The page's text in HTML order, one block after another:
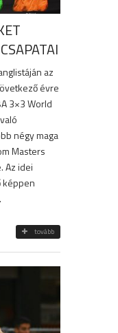
az
évre
3×3 World
négy maga
Masters
Az idei
képpen
tovább